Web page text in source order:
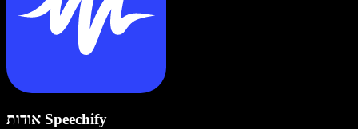
אודות Speechify